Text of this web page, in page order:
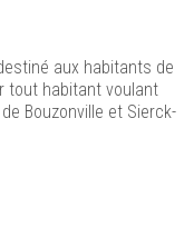
aux habitants de
tout habitant voulant
Bouzonville et Sierck-